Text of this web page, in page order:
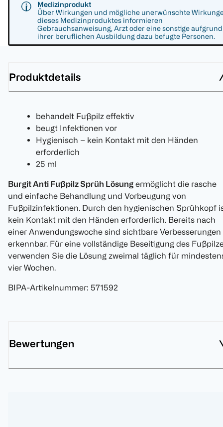
Medizinprodukt
Über Wirkungen und mögliche unerwünschte
dieses Medizinproduktes informieren
Gebrauchsanweisung, Arzt oder eine sonstige aufgrund
ihrer beruflichen Ausbildung dazu befugte Personen.
Produktdetails
behandelt Fußpilz effektiv
beugt Infektionen vor
Hygienisch – kein Kontakt mit den Händen
erforderlich
25 ml
Burgit Anti Fußpilz Sprüh Lösung ermöglicht die rasche
und einfache Behandlung und Vorbeugung von
Fußpilzinfektionen. Durch den hygienischen Sprühkopf
kein Kontakt mit den Händen erforderlich. Bereits nach
einer Anwendungswoche sind sichtbare Verbesserungen
erkennbar. Für eine vollständige Beseitigung des
verwenden Sie die Lösung zweimal täglich für
vier Wochen.
BIPA-Artikelnummer: 571592
Bewertungen